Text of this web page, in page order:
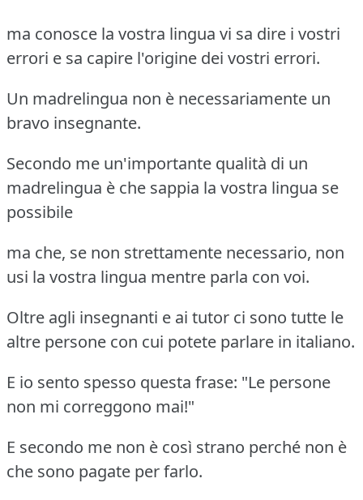
ma conosce la vostra lingua vi sa dire i vostri
errori e sa capire l'origine dei vostri errori.
Un madrelingua non è necessariamente un
bravo insegnante.
Secondo me un'importante qualità di un
madrelingua è che sappia la vostra lingua se
possibile
ma che, se non strettamente necessario, non
usi la vostra lingua mentre parla con voi.
Oltre agli insegnanti e ai tutor ci sono tutte le
altre persone con cui potete parlare in italiano.
E io sento spesso questa frase: "Le persone
non mi correggono mai!"
E secondo me non è così strano perché non è
che sono pagate per farlo.